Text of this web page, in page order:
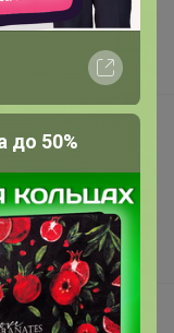
до 50%